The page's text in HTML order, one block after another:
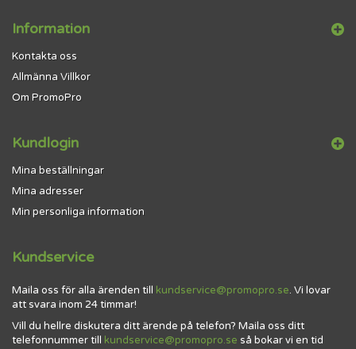
Information
Kontakta oss
Allmänna Villkor
Om PromoPro
Kundlogin
Mina beställningar
Mina adresser
Min personliga information
Kundservice
Maila oss för alla ärenden till kundservice@promopro.se. Vi lovar
att svara inom 24 timmar!
Vill du hellre diskutera ditt ärende på telefon? Maila oss ditt
telefonnummer till kundservice@promopro.se så bokar vi en tid